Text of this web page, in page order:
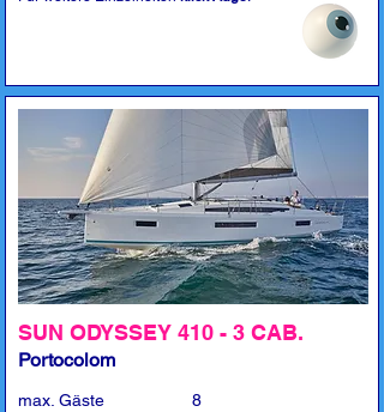
SUN ODYSSEY 410 - 3 CAB.
Portocolom
max. Gäste
8